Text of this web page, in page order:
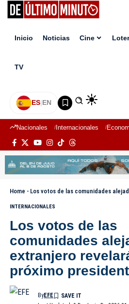
Inicio Noticias Cine
TV
ES|EN
Nacionales Internacionales
Home - Los votos de las comunidades alejadas y del
INTERNACIONALES
Los votos de las
comunidades
extranjero
próximo
ByEFE